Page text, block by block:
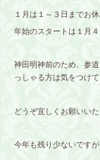
１月は１～３日までお
年始のスタートは１月
神田明神前のため、参
っしゃる方は気をつけて
どうぞ宜しくお願いいた
今年も残り少ないです